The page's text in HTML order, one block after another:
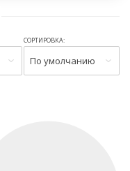
СОРТИРОВКА:
По умолчанию